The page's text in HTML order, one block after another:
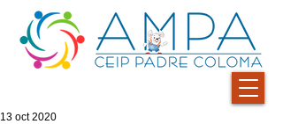
13 oct 2020